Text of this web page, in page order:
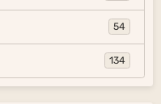
54
134